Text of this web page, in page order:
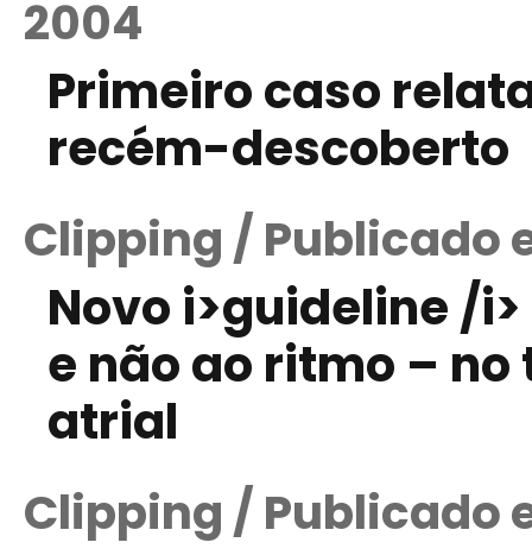
2004
Primeiro caso
recém-descoberto
Clipping / Publicado
Novo i>guideline /
e não ao ritmo –
atrial
Clipping / Publicado